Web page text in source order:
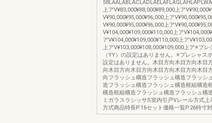
上アV¥83,000¥88,000¥89,000上ア
V¥90,000¥95,000¥96,000上ア
V¥90,000¥95,000¥96,000上ア
V¥104,000¥109,000¥110,000上ア
アV¥104,000¥109,000¥110,000上ア
上アV¥103,000¥108,000¥109,000上ア※プ
（YY）の設定はありません。※プレシャス
設定はありません。木目方向木目方向木目
向木目方向木目方向木目方向木目方向木目
向フラッシュ構造フラッシュ構造フラッシ
造フラッシュ構造フラッシュ構造框組構造
構造框組構造フラッシュ構造フラッシュ構
ミガラスラシッサS室内引戸Vレール方式上
方式商品特長P.16セット価格一覧P.26特寸